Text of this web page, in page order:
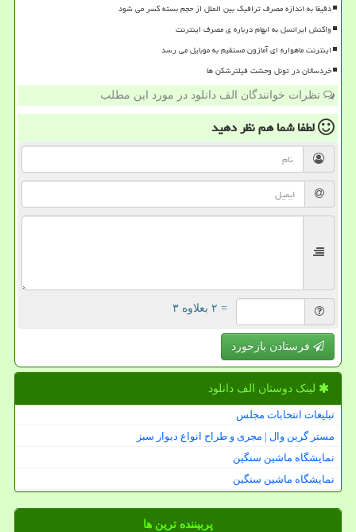
دقیقا به اندازه مصرف ترافیک بین الملل از حجم بسته کسر می شود
واکنش ایرانسل به ابهام درباره ی مصرف اینترنت
اینترنت ماهواره ای آمازون مستقیم به موبایل می رسد
خردسالان در تونل وحشت فیلترشکن ها
نظرات خوانندگان الف دانلود در مورد این مطلب
لطفا شما همنظر دهید
= ۲ بعلاوه ۳
فرستادن بازخورد
لینک دوستان الف دانلود
تبلیغات انتخابات مجلس
مستر گرین وال | مجری و طراح انواع دیوار سبز
نمایشگاه ماشین سنگین
نمایشگاه ماشین سنگین
پربیننده ترین ها